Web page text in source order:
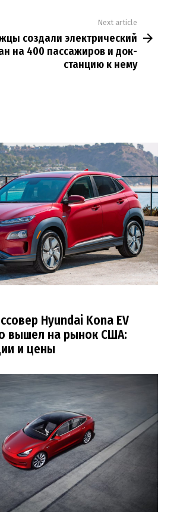
Next article
создали электрический
на 400 пассажиров и док-
станцию к нему
Hyundai Kona EV
вышел на рынок США:
и цены